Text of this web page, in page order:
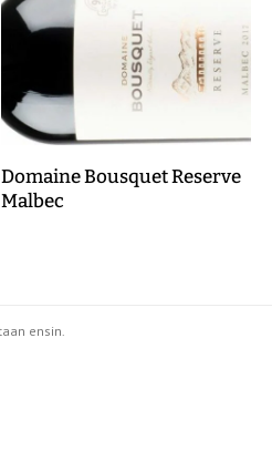
Domaine Bousquet Reserve
Malbec